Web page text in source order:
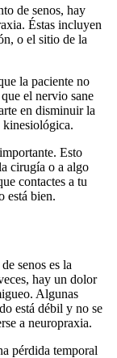
de senos, hay
Éstas incluyen
o el sitio de la
la paciente no
el nervio sane
en disminuir la
Esto
cirugía o a algo
contactes a tu
está bien.
senos es la
hay un dolor
Algunas
está débil y no se
a neuropraxia.
pérdida temporal